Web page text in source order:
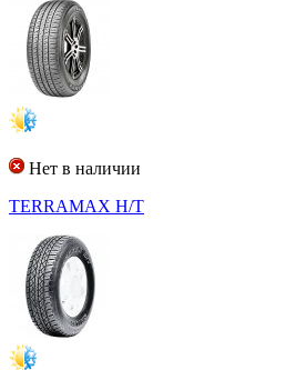
Нет в наличии
TERRAMAX H/T